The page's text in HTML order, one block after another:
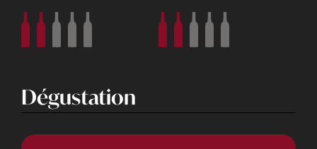
Dégustation